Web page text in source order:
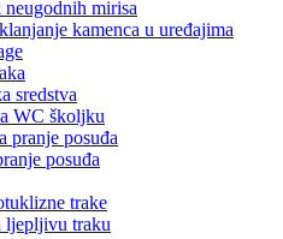
mirisa
kamenca u uređajima
sredstva
WC školjku
pranje posuđa
posuđa
trake
ljepljivu traku